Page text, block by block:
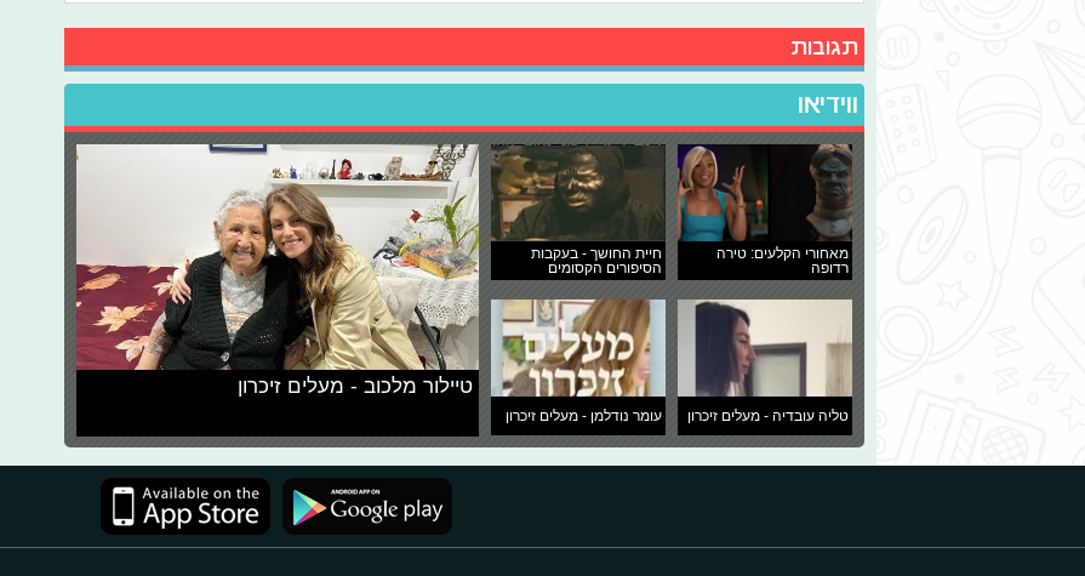
תגובות
ווידיאו
מאחורי הקלעים: טירה
רדופה
חיית החושך - בעקבות
הסיפורים הקסומים
טליה עובדיה - מעלים זיכרון עומר נודלמן - מעלים זיכרון
טיילור מלכוב - מעלים זיכרון